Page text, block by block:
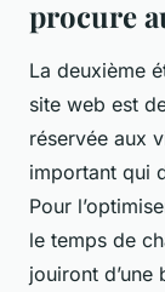
procure
La deuxième
site web est
réservée aux
important qui
Pour
le temps de
jouiront